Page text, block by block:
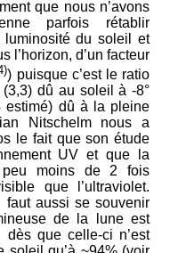
que nous n’avons
parfois rétablir
luminosité du soleil et
l’horizon, d’un facteur
) puisque c’est le ratio
(3,3) dû au soleil à -8°
estimé) dû à la pleine
Nitschelm nous a
le fait que son étude
UV et que la
peu moins de 2 fois
que l’ultraviolet.
faut aussi se souvenir
de la lune est
que celle-ci n’est